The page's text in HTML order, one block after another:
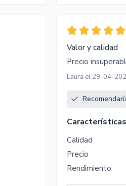
Valor y calidad
Precio
Laura el 29-04-
Características
Calidad
Precio
Rendimiento